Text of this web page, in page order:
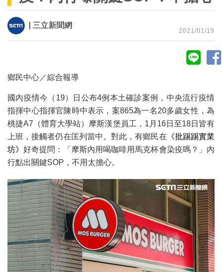
| 三立新聞網
2021/01/19
鄉民中心／綜合報導
國內疫情今（19）日公布4例本土確診案例，中央流行疫情
指揮中心指揮官陳時中表示，案865為一名20多歲女性，為
桃捷A7（體育大學站）摩斯漢堡員工，1月16日至18日皆有
上班，接觸者仍在匡列當中。對此，有鄉民在 《批踢踢實業
坊》好奇提問：「摩斯內用喝咖啡用馬克杯會染疫嗎？」內
行點出關鍵SOP，不用太擔心。